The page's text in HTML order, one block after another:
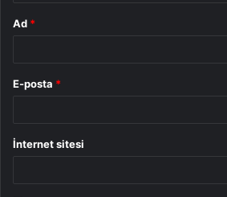
Ad *
E-posta *
İnternet sitesi